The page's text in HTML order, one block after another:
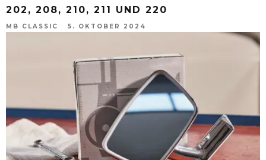
202, 208, 210, 211 UND 220
MB CLASSIC 5. OKTOBER 2024